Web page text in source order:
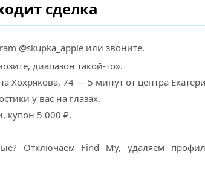
сделка
@skupka_apple или звоните.
диапазон такой-то».
Хохрякова, 74 — 5 минут от центра
у вас на глазах.
купон 5 000 ₽.
Отключаем Find My, удаляем